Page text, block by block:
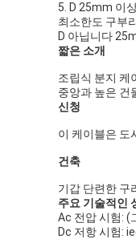
5. D 25mm 이
최소한도 구부
D 아닙니다
짧은 소개
조립식 분지 케
중앙과 높은 건
신청
이 케이블은 도
건축
기갑 단련한 구
주요 기술적인
Ac 전압 시험: (
Dc 저항 시험: